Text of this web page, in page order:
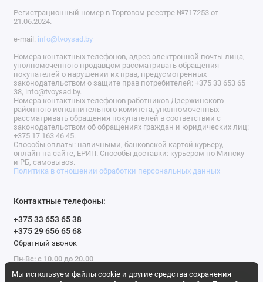
Мы используем файлы cookie и другие средства сохранения
Регистрационный номер в Торговом реестре №717253 от
21.06.2024.
e-mail: info@tvoysad.by
Номера контактных телефонов, адрес электронной почты лица,
уполномоченного продавцом рассматривать обращения
покупателей о нарушении их прав, предусмотренных
законодательством о защите прав потребителей: +375 33 653 65
38, info@tvoysad.by.
Номера контактных телефонов работников Дзержинского
районного исполнительного комитета, уполномоченных
рассматривать обращения покупателей в соответствии с
законодательством об обращениях граждан и юридических лиц:
+375 17 163 46 45.
Способы оплаты: наличными, банковской картой курьеру,
онлайн на сайте, ЕРИП. Способы доставки: курьером по Минску
и РБ, самовывоз.
Политика в отношении обработки персональных данных
Контактные телефоны:
+375 33 653 65 38
+375 29 656 65 68
Обратный звонок
Пн-Вс: с 10.00 до 20.00
Мы в сети